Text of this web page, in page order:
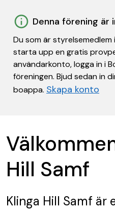
Denna förening är
Du som är styrelsemedlem
starta upp en gratis
användarkonto, logga in i
föreningen. Bjud sedan in
boappa. Skapa konto
Hill Samf
Klinga Hill Samf är